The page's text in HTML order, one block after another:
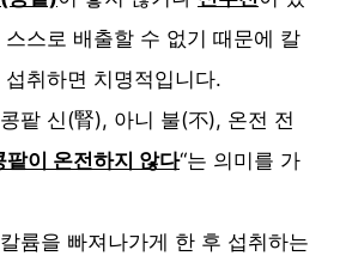
스로 배출할 수 없기 때문에 칼
취하면 치명적입니다.
팥 신(腎), 아니 불(不), 온전 전
팥이 온전하지 않다“는 의미를 가
륨을 빠져나가게 한 후 섭취하는